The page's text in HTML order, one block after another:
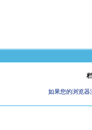
如果您的浏览器